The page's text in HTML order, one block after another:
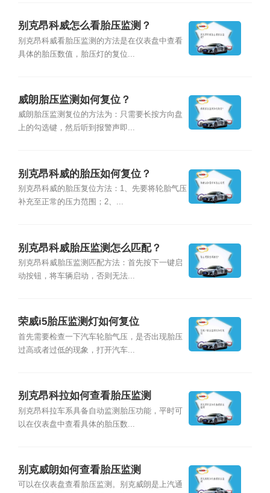
别克昂科威怎么看胎压监测？
别克昂科威看胎压监测的方法是在仪表盘中查看
具体的胎压数值，胎压灯的复位...
威朗胎压监测如何复位？
威朗胎压监测复位的方法为：只需要长按方向盘
上的勾选键，然后听到报警声即...
别克昂科威的胎压如何复位？
别克昂科威的胎压复位方法：1、先要将轮胎气压
补充至正常的压力范围；2、...
别克昂科威胎压监测怎么匹配？
别克昂科威胎压监测匹配方法：首先按下一键启
动按钮，将车辆启动，否则无法...
荣威i5胎压监测灯如何复位
首先需要检查一下汽车轮胎气压，是否出现胎压
过高或者过低的现象，打开汽车...
别克昂科拉如何查看胎压监测
别克昂科拉车系具备自动监测胎压功能，平时可
以在仪表盘中查看具体的胎压数...
别克威朗如何查看胎压监测
可以在仪表盘查看胎压监测。别克威朗是上汽通